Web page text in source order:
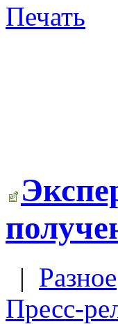
Печать
| Разное
Пресс-